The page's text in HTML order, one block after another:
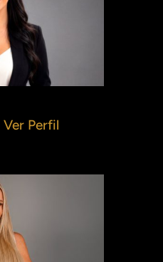
Ver Perfil